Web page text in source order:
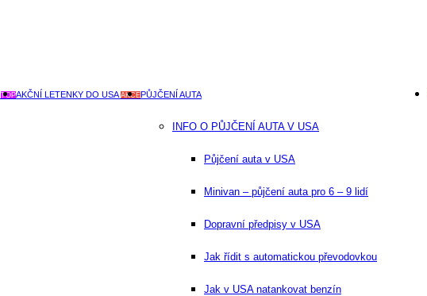
TOPAKČNÍ LETENKY DO USA AKCEPŮJČENÍ AUTA
INFO O PŮJČENÍ AUTA V USA
Půjčení auta v USA
Minivan – půjčení auta pro 6 – 9 lidí
Dopravní předpisy v USA
Jak řídit s automatickou převodovkou
Jak v USA natankovat benzín